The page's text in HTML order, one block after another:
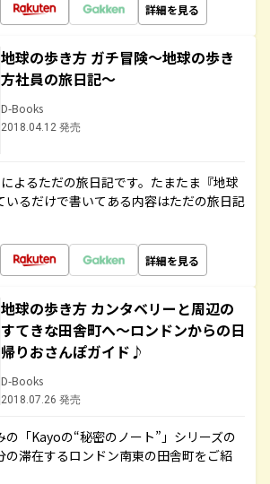
詳細を見る
地球の歩き方 ガチ冒険～地球の歩き
方社員の旅日記～
D-Books
2018.04.12 発売
よるただの旅日記です。たまたま『地球
いるだけで書いてある内容はただの旅日記
詳細を見る
地球の歩き方 カンタベリーと周辺の
すてきな田舎町へ～ロンドンからの日
帰りおさんぽガイド♪
D-Books
2018.07.26 発売
の「Kayoの“秘密のノート”」シリーズの
の滞在するロンドン南東の田舎町をご紹